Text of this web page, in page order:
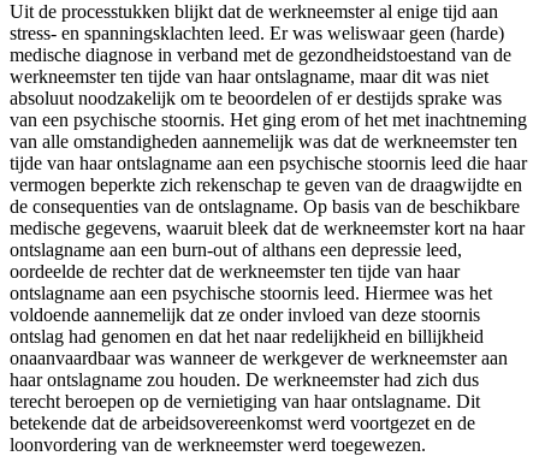
Uit de processtukken blijkt dat de werkneemster al enige tijd aan
stress‑ en spanningsklachten leed. Er was weliswaar geen (harde)
medische diagnose in verband met de gezondheidstoestand van de
werkneemster ten tijde van haar ontslagname, maar dit was niet
absoluut noodzakelijk om te beoordelen of er destijds sprake was
van een psychische stoornis. Het ging erom of het met inachtneming
van alle omstandigheden aannemelijk was dat de werkneemster ten
tijde van haar ontslagname aan een psychische stoornis leed die haar
vermogen beperkte zich rekenschap te geven van de draagwijdte en
de consequenties van de ontslagname. Op basis van de beschikbare
medische gegevens, waaruit bleek dat de werkneemster kort na haar
ontslagname aan een burn-out of althans een depressie leed,
oordeelde de rechter dat de werkneemster ten tijde van haar
ontslagname aan een psychische stoornis leed. Hiermee was het
voldoende aannemelijk dat ze onder invloed van deze stoornis
ontslag had genomen en dat het naar redelijkheid en billijkheid
onaanvaardbaar was wanneer de werkgever de werkneemster aan
haar ontslagname zou houden. De werkneemster had zich dus
terecht beroepen op de vernietiging van haar ontslagname. Dit
betekende dat de arbeidsovereenkomst werd voortgezet en de
loonvordering van de werkneemster werd toegewezen.